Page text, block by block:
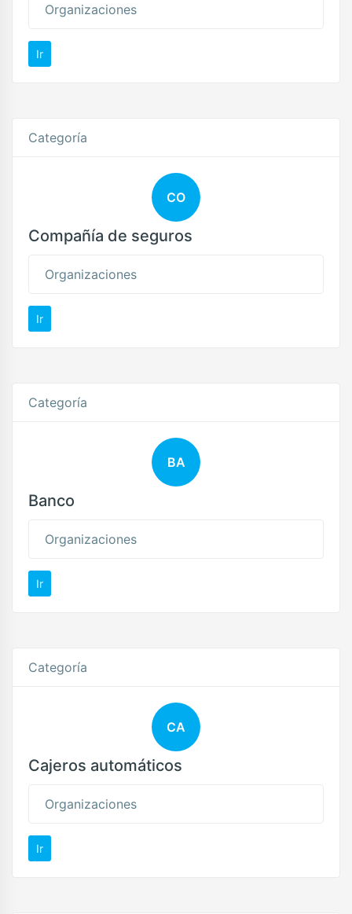
Organizaciones
Ir
Categoría
CO
Compañía de seguros
Organizaciones
Ir
Categoría
BA
Banco
Organizaciones
Ir
Categoría
CA
Cajeros automáticos
Organizaciones
Ir